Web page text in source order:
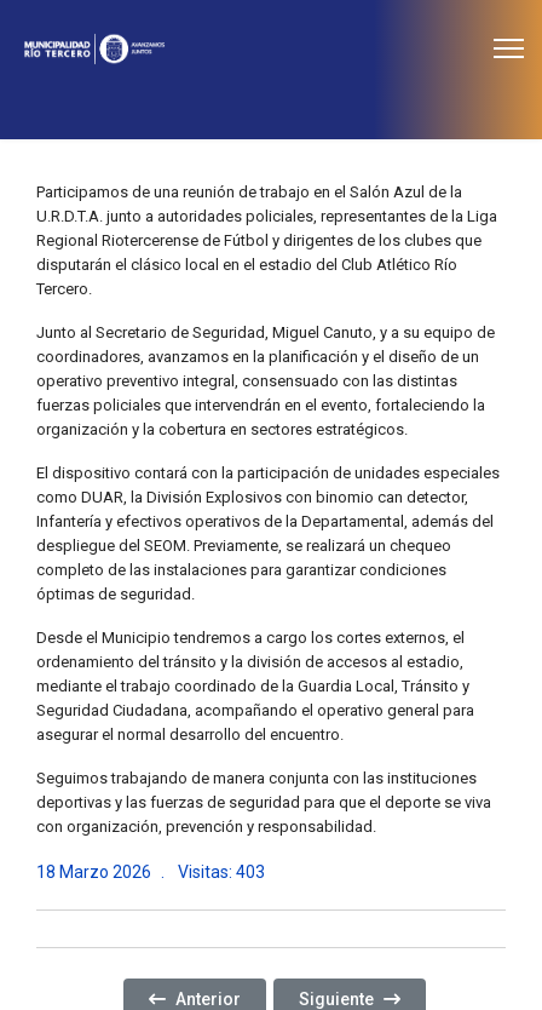
Participamos de una reunión de trabajo en el Salón Azul de la
U.R.D.T.A. junto a autoridades policiales, representantes de la Liga
Regional Riotercerense de Fútbol y dirigentes de los clubes que
disputarán el clásico local en el estadio del Club Atlético Río
Tercero.
Junto al Secretario de Seguridad, Miguel Canuto, y a su equipo de
coordinadores, avanzamos en la planificación y el diseño de un
operativo preventivo integral, consensuado con las distintas
fuerzas policiales que intervendrán en el evento, fortaleciendo la
organización y la cobertura en sectores estratégicos.
El dispositivo contará con la participación de unidades especiales
como DUAR, la División Explosivos con binomio can detector,
Infantería y efectivos operativos de la Departamental, además del
despliegue del SEOM. Previamente, se realizará un chequeo
completo de las instalaciones para garantizar condiciones
óptimas de seguridad.
Desde el Municipio tendremos a cargo los cortes externos, el
ordenamiento del tránsito y la división de accesos al estadio,
mediante el trabajo coordinado de la Guardia Local, Tránsito y
Seguridad Ciudadana, acompañando el operativo general para
asegurar el normal desarrollo del encuentro.
Seguimos trabajando de manera conjunta con las instituciones
deportivas y las fuerzas de seguridad para que el deporte se viva
con organización, prevención y responsabilidad.
18 Marzo 2026 Visitas: 403
Artículo Anterior: MOVERÓ SIGUE MARCANDO EL
Anterior Artículo Siguiente: MUJERES
Siguiente